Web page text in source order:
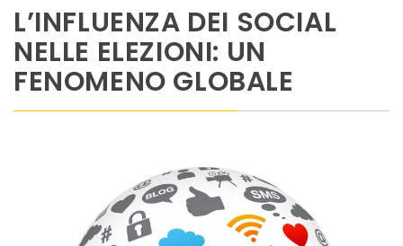
L’INFLUENZA DEI SOCIAL
NELLE ELEZIONI: UN
FENOMENO GLOBALE